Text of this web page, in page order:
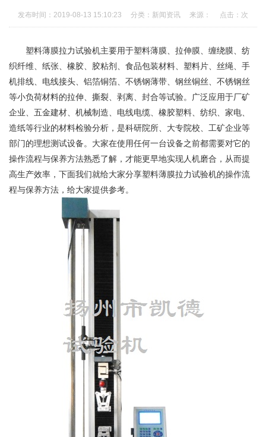
发布时间：2019-08-13 15:10:23 分类：新闻资讯 来源： 点击： 次
塑料薄膜拉力试验机主要用于塑料薄膜、拉伸膜、缠绕膜、纺
织纤维、 纸张、 橡胶、胶粘剂、食品包装材料、塑料片、丝绳、手
机排线、电线接头、铝箔铜箔、不锈钢薄带、钢丝铜丝、不锈钢丝
等小负荷材料的拉伸、撕裂、剥离、封合等试验。广泛应用于厂矿
企业、五金建材、机械制造、电线电缆、橡胶塑料、纺织、家电、
造纸等行业的材料检验分析，是科研院所、大专院校、工矿企业等
部门的理想测试设备。大家在使用任何一台设备之前都需要对它的
操作流程与保养方法熟悉了解，才能更早地实现人机磨合，从而提
高生产效率，下面我们就给大家分享塑料薄膜拉力试验机的操作流
程与保养方法，给大家提供参考。